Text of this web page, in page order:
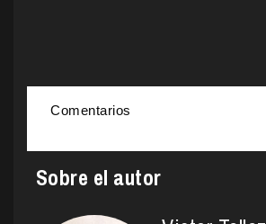
Comentarios
Sobre el autor